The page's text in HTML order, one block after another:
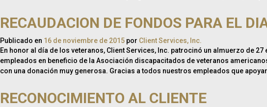
RECAUDACION DE FONDOS PARA EL
Publicado en 16 de noviembre de 2015 por Client Services, Inc.
En honor al día de los veteranos, Client Services, Inc. patrocinó un almuerzo de
empleados en beneficio de la Asociación discapacitados de veteranos
con una donación muy generosa. Gracias a todos nuestros empleados que
RECONOCIMIENTO AL CLIENTE